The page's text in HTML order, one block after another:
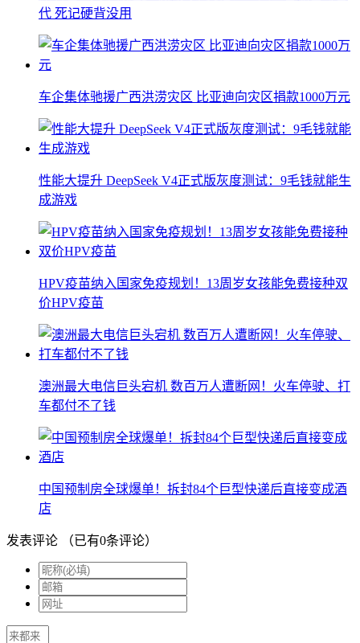
代 死记硬背没用
车企集体驰援广西洪涝灾区 比亚迪向灾区捐款1000万元
性能大提升 DeepSeek V4正式版灰度测试：9毛钱就能生
成游戏
HPV疫苗纳入国家免疫规划！13周岁女孩能免费接种双
价HPV疫苗
澳洲最大电信巨头宕机 数百万人遭断网！火车停驶、打
车都付不了钱
中国预制房全球爆单！拆封84个巨型快递后直接变成酒
店
发表评论 （已有0条评论）